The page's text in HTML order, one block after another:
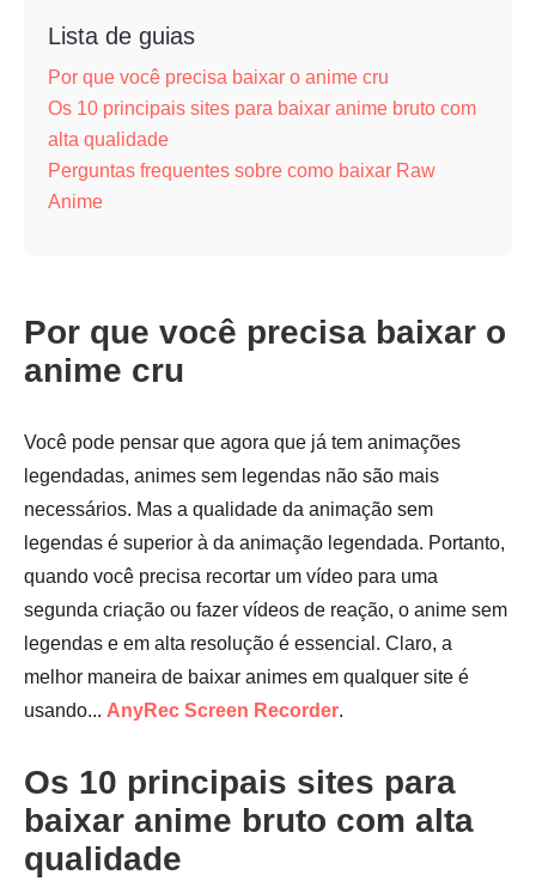
Lista de guias
Por que você precisa baixar o anime cru
Os 10 principais sites para baixar anime bruto com
alta qualidade
Perguntas frequentes sobre como baixar Raw
Anime
Por que você precisa baixar o
anime cru
Você pode pensar que agora que já tem animações
legendadas, animes sem legendas não são mais
necessários. Mas a qualidade da animação sem
legendas é superior à da animação legendada. Portanto,
quando você precisa recortar um vídeo para uma
segunda criação ou fazer vídeos de reação, o anime sem
legendas e em alta resolução é essencial. Claro, a
melhor maneira de baixar animes em qualquer site é
usando... AnyRec Screen Recorder.
Os 10 principais sites para
baixar anime bruto com alta
qualidade